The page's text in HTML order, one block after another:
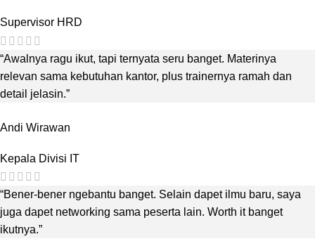
Supervisor HRD
“Awalnya ragu ikut, tapi ternyata seru banget. Materinya
relevan sama kebutuhan kantor, plus trainernya ramah dan
detail jelasin.”
Andi Wirawan
Kepala Divisi IT
“Bener-bener ngebantu banget. Selain dapet ilmu baru, saya
juga dapet networking sama peserta lain. Worth it banget
ikutnya.”